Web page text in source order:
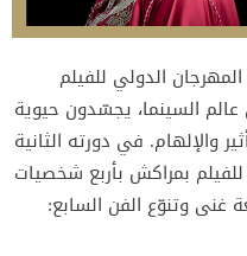
الدولي للفيلم
السينما، يجسّدون حيوية
والإلهام. في دورته الثانية
بمراكش بأربع شخصيات
غنى وتنوّع الفن السابع: